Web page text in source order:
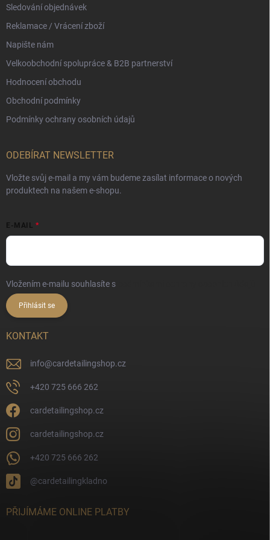
Sledování objednávek
Reklamace / Vrácení zboží
Napište nám
Velkoobchodní spolupráce & B2B partnerství
Hodnocení obchodu
Obchodní podmínky
Podmínky ochrany osobních údajů
ODEBÍRAT NEWSLETTER
Vložte svůj e-mail a my vám budeme zasílat informace o nových
produktech na našem e-shopu.
E-MAIL
Vložením e-mailu souhlasíte s
Přihlásit se
KONTAKT
info@cardetailingshop.cz
+420 725 666 262
cardetailingshop.cz
cardetailingshop.cz
+420 725 666 262
@cardetailingkladno
PŘIJÍMÁME ONLINE PLATBY